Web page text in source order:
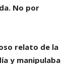
No por
relato de la
y manipulaba